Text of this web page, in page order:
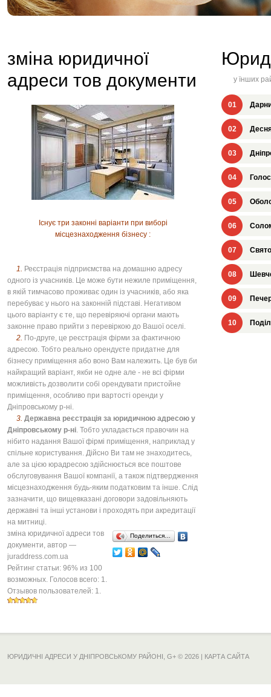
зміна юридичної
адреси тов документи
Існує три законні варіанти при виборі
місцезнаходження бізнесу :
1. Реєстрація підприємства на домашню адресу
одного із учасників. Це може бути нежиле приміщення,
в якій тимчасово проживає один із учасників, або яка
перебуває у нього на законній підставі. Негативом
цього варіанту є те, що перевіряючі органи мають
законне право прийти з перевіркою до Вашої оселі.
2. По-друге, це реєстрація фірми за фактичною
адресою. Тобто реально орендуєте придатне для
бізнесу приміщення або воно Вам належить. Це був би
найкращий варіант, якби не одне але - не всі фірми
можливість дозволити собі орендувати пристойне
приміщення, особливо при вартості оренди у
Дніпровському р-ні.
3. Державна реєстрація за юридичною адресою у
Дніпровському р-ні. Тобто укладається правочин на
нібито надання Вашої фірмі приміщення, наприклад у
спільне користування. Дійсно Ви там не знаходитесь,
але за цією юрадресою здійснюється все поштове
обслуговування Вашої компанії, а також підтвердження
місцезнаходження будь-яким податковим та інше. Слід
зазначити, що вищевказані договори задовільняють
державні та інші установи і проходять при акредитації
на митниці.
зміна юридичної адреси тов
документи, автор —
juraddress.com.ua
Рейтинг статьи: 96% из 100
возможных. Голосов всего: 1.
Отзывов пользователей: 1.
Поделиться…
у їнших
01
02
03
04
05
06
07
08
09
10
ЮРИДИЧНІ АДРЕСИ У ДНІПРОВСЬКОМУ РАЙОНІ, G+ © 2026 | КАРТА САЙТА